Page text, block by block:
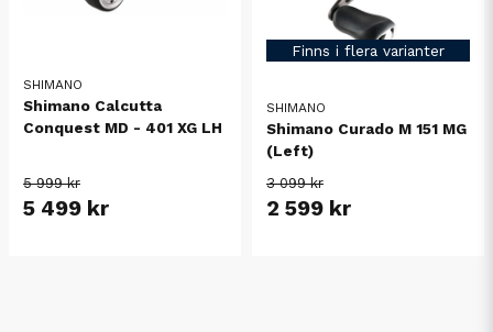
SHIMANO
Shimano Calcutta
Conquest MD - 401 XG LH
5 999 kr
5 499 kr
Finns i flera varianter
SHIMANO
Shimano Curado M 151 MG
(Left)
3 099 kr
2 599 kr